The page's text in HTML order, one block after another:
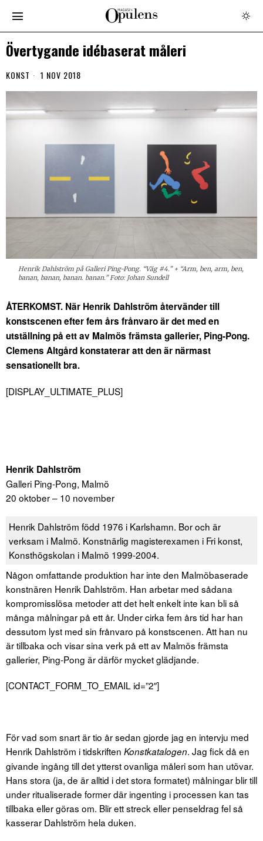
Övertygande idébaserat måleri
KONST 1 NOV 2018
Henrik Dahlström på Galleri Ping-Pong. “Väg #4.” + “Arm, ben, arm, ben,
banan, banan, banan. banan.” Foto: Johan Sundell
ÅTERKOMST. När Henrik Dahlström återvänder till
konstscenen efter fem års frånvaro är det med en
utställning på ett av Malmös främsta gallerier, Ping-Pong.
Clemens Altgård konstaterar att den är närmast
sensationellt bra.
[DISPLAY_ULTIMATE_PLUS]
Henrik Dahlström
Galleri Ping-Pong, Malmö
20 oktober – 10 november
Henrik Dahlström född 1976 i Karlshamn. Bor och är
verksam i Malmö. Konstnärlig magisterexamen i Fri konst,
Konsthögskolan i Malmö 1999-2004.
Någon omfattande produktion har inte den Malmöbaserade
konstnären Henrik Dahlström. Han arbetar med sådana
kompromisslösa metoder att det helt enkelt inte kan bli så
många målningar på ett år. Under cirka fem års tid har han
dessutom lyst med sin frånvaro på konstscenen. Att han nu
är tillbaka och visar sina verk på ett av Malmös främsta
gallerier, Ping-Pong är därför mycket glädjande.
[CONTACT_FORM_TO_EMAIL id=”2″]
För vad som snart är tio år sedan gjorde jag en intervju med
Henrik Dahlström i tidskriften Konstkatalogen. Jag fick då en
givande ingång till det ytterst ovanliga måleri som han utövar.
Hans stora (ja, de är alltid i det stora formatet) målningar blir till
under ritualiserade former där ingenting i processen kan tas
tillbaka eller göras om. Blir ett streck eller penseldrag fel så
kasserar Dahlström hela duken.